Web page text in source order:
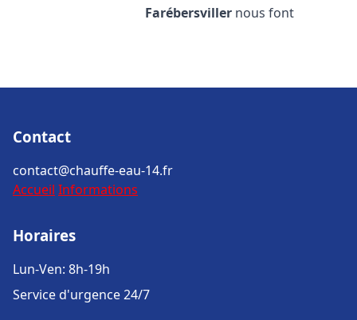
Farébersviller nous font
Contact
contact@chauffe-eau-14.fr
Accueil Informations
Horaires
Lun-Ven: 8h-19h
Service d'urgence 24/7